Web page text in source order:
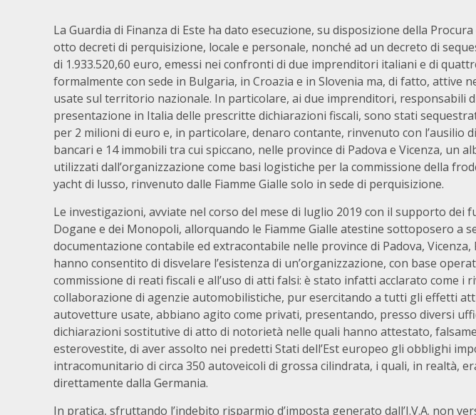
La Guardia di Finanza di Este ha dato esecuzione, su disposizione della
otto decreti di perquisizione, locale e personale, nonché ad un decreto di
di 1.933.520,60 euro, emessi nei confronti di due imprenditori italiani e di
formalmente con sede in Bulgaria, in Croazia e in Slovenia ma, di fatto, attive
usate sul territorio nazionale. In particolare, ai due imprenditori, responsabili
presentazione in Italia delle prescritte dichiarazioni fiscali, sono stati
per 2 milioni di euro e, in particolare, denaro contante, rinvenuto con l’ausilio
bancari e 14 immobili tra cui spiccano, nelle province di Padova e Vicenza, un
utilizzati dall’organizzazione come basi logistiche per la commissione della
yacht di lusso, rinvenuto dalle Fiamme Gialle solo in sede di perquisizione.
Le investigazioni, avviate nel corso del mese di luglio 2019 con il supporto dei
Dogane e dei Monopoli, allorquando le Fiamme Gialle atestine sottoposero a
documentazione contabile ed extracontabile nelle province di Padova,
hanno consentito di disvelare l’esistenza di un’organizzazione, con base
commissione di reati fiscali e all’uso di atti falsi: è stato infatti acclarato come i
collaborazione di agenzie automobilistiche, pur esercitando a tutti gli effetti
autovetture usate, abbiano agito come privati, presentando, presso diversi
dichiarazioni sostitutive di atto di notorietà nelle quali hanno attestato,
esterovestite, di aver assolto nei predetti Stati dell’Est europeo gli obblighi
intracomunitario di circa 350 autoveicoli di grossa cilindrata, i quali, in realtà,
direttamente dalla Germania.
In pratica, sfruttando l’indebito risparmio d’imposta generato dall’I.V.A. non